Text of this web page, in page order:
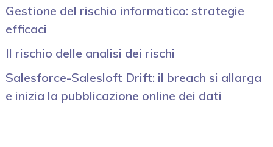
Gestione del rischio informatico: strategie
efficaci
Il rischio delle analisi dei rischi
Salesforce-Salesloft Drift: il breach si allarga
e inizia la pubblicazione online dei dati